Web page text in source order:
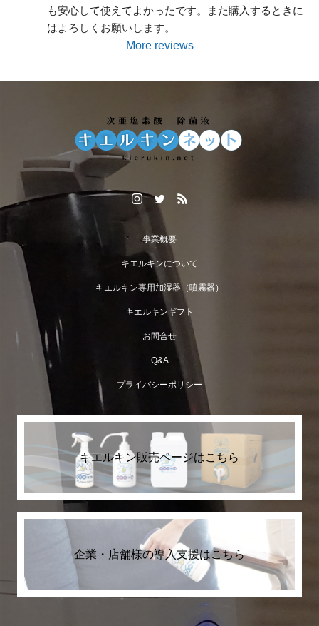
スプレーボトルが入荷致しました。
2ℓボトルが入荷致しました。
も安心して使えてよかったです。また購入するときに
はよろしくお願いします。
More reviews
事業概要
キエルキンについて
キエルキン専用加湿器（噴霧器）
キエルキンギフト
お問合せ
Q&A
プライバシーポリシー
キエルキン販売ページはこちら
企業・店舗様の導入支援はこちら